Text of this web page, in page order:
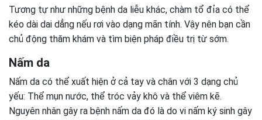
Tương tự như những bệnh da liễu khác, chàm tổ đỉa có thể
kéo dài dai dẳng nếu rơi vào dạng mãn tính. Vậy nên bạn cần
chủ động thăm khám và tìm biện pháp điều trị từ sớm.
Nấm da
Nấm da có thể xuất hiện ở cả tay và chân với 3 dạng chủ
yếu: Thể mụn nước, thể tróc vảy khô và thể viêm kẽ.
Nguyên nhân gây ra bệnh nấm da đó là do vi nấm ký sinh gây